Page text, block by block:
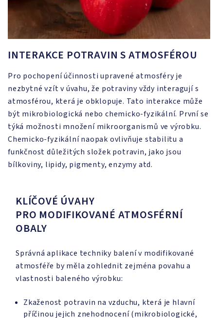
INTERAKCE POTRAVIN S ATMOSFÉROU
Pro pochopení účinnosti upravené atmosféry je
nezbytné vzít v úvahu, že potraviny vždy interagují s
atmosférou, která je obklopuje. Tato interakce může
být mikrobiologická nebo chemicko-fyzikální. První se
týká možnosti množení mikroorganismů ve výrobku.
Chemicko-fyzikální naopak ovlivňuje stabilitu a
funkčnost důležitých složek potravin, jako jsou
bílkoviny, lipidy, pigmenty, enzymy atd.
KLÍČOVÉ ÚVAHY
PRO MODIFIKOVANÉ ATMOSFÉRNÍ
OBALY
Správná aplikace techniky balení v modifikované
atmosféře by měla zohlednit zejména povahu a
vlastnosti baleného výrobku:
Zkaženost potravin na vzduchu, která je hlavní
příčinou jejich znehodnocení (mikrobiologické,